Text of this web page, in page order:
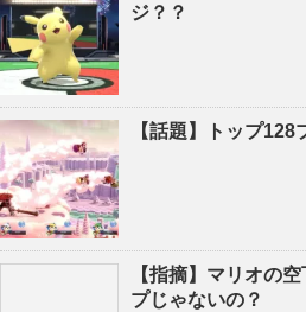
ジ？？
【話題】トップ
【指摘】マリオの
プじゃないの？